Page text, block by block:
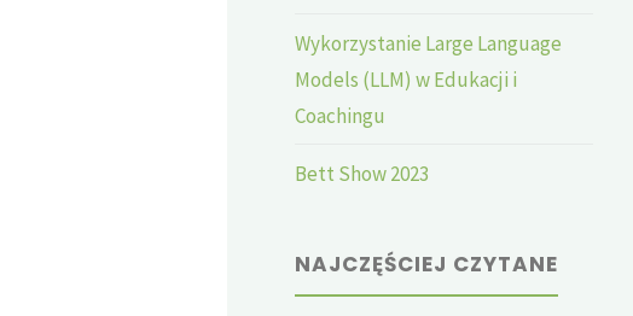
Wykorzystanie Large Language
Models (LLM) w Edukacji i
Coachingu
Bett Show 2023
NAJCZĘŚCIEJ CZYTANE